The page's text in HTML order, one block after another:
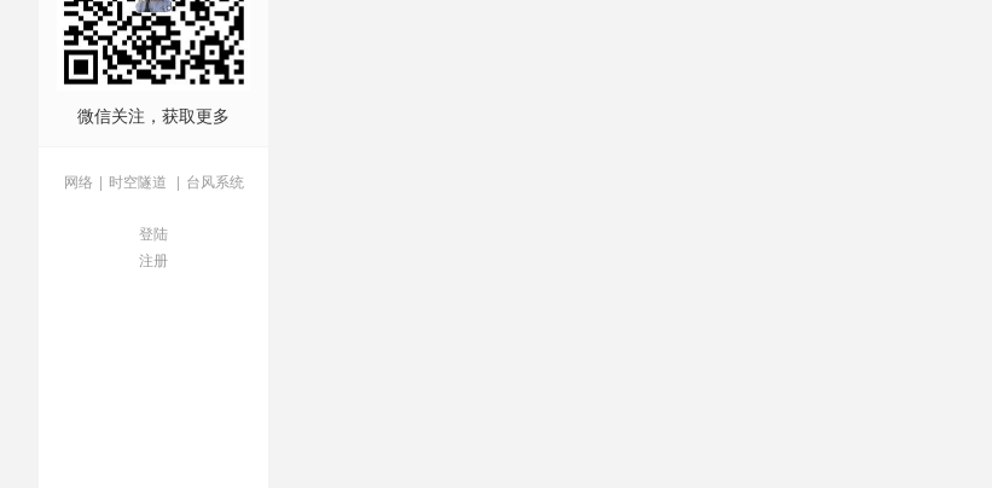
微信关注，获取更多
网络 | 时空隧道 | 台风系统
登陆
注册